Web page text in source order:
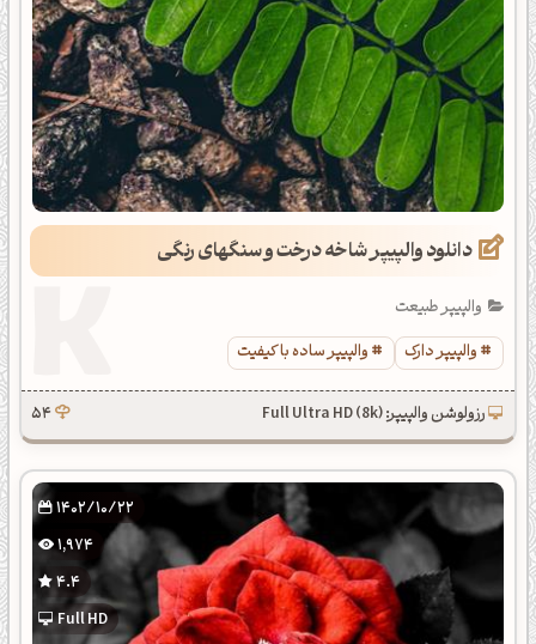
دانلود والپیپر شاخه درخت و سنگهای رنگی
والپیپر طبیعت
والپیپر دارک
والپیپر ساده با کیفیت
رزولوشن والپیپر: Full Ultra HD (8k) 54
1402/10/22
1,974
4.4
Full HD